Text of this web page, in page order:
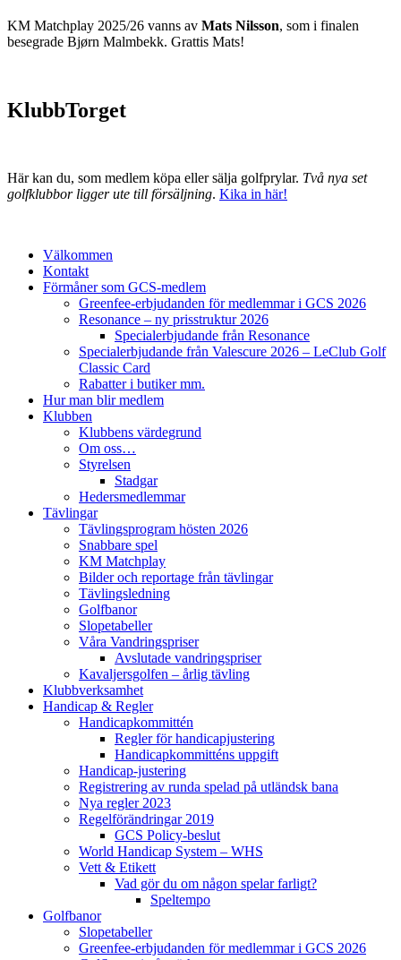
KM Matchplay 2025/26 vanns av Mats Nilsson, som i finalen
besegrade Bjørn Malmbekk. Grattis Mats!
KlubbTorget
Här kan du, som medlem köpa eller sälja golfprylar. Två nya set
golfklubbor ligger ute till försäljning. Kika in här!
Välkommen
Kontakt
Förmåner som GCS-medlem
Greenfee-erbjudanden för medlemmar i GCS 2026
Resonance – ny prisstruktur 2026
Specialerbjudande från Resonance
Specialerbjudande från Valescure 2026 – LeClub Golf
Classic Card
Rabatter i butiker mm.
Hur man blir medlem
Klubben
Klubbens värdegrund
Om oss…
Styrelsen
Stadgar
Hedersmedlemmar
Tävlingar
Tävlingsprogram hösten 2026
Snabbare spel
KM Matchplay
Bilder och reportage från tävlingar
Tävlingsledning
Golfbanor
Slopetabeller
Våra Vandringspriser
Avslutade vandringspriser
Kavaljersgolfen – årlig tävling
Klubbverksamhet
Handicap & Regler
Handicapkommittén
Regler för handicapjustering
Handicapkommitténs uppgift
Handicap-justering
Registrering av runda spelad på utländsk bana
Nya regler 2023
Regelförändringar 2019
GCS Policy-beslut
World Handicap System – WHS
Vett & Etikett
Vad gör du om någon spelar farligt?
Speltempo
Golfbanor
Slopetabeller
Greenfee-erbjudanden för medlemmar i GCS 2026